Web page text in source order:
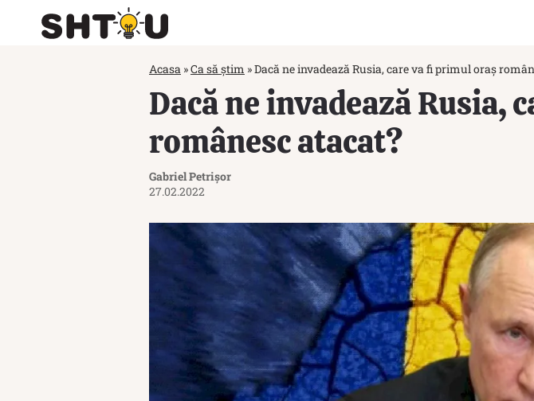
Acasa »Ca să știm »Dacă ne invadează Rusia, care va fi primul oraș
Dacă ne invadează Rusia,
românesc atacat?
Gabriel Petrișor
27.02.2022